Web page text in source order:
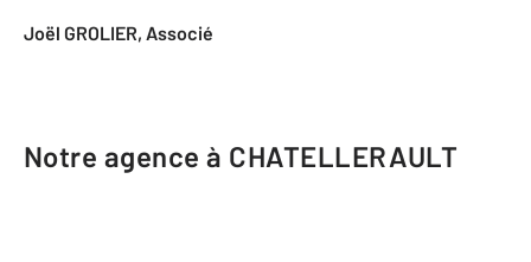
Joël GROLIER, Associé
Notre agence à CHATELLERAULT